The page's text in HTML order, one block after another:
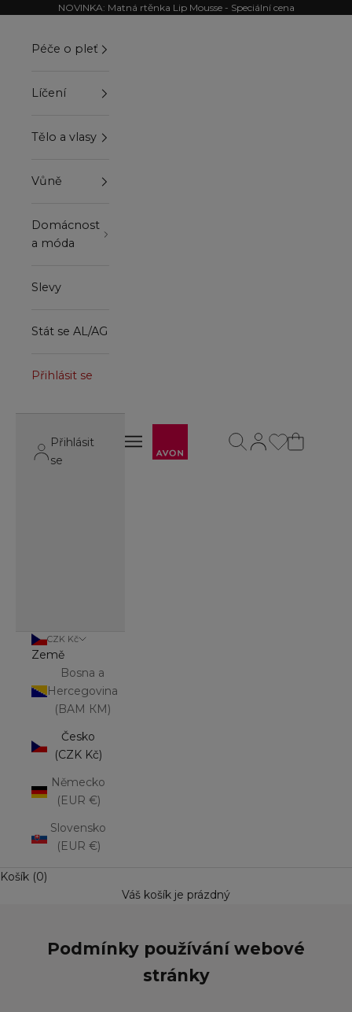
Přejít na obsahNOVINKA: Matná rtěnka Lip Mousse - Speciální cena
Otevřít navigační menu
Otevřít navigační menu
Otevřít stránku
Otevřít vyhledávání
Péče o pleť
Líčení
Tělo a vlasy
Vůně
Domácnost
a móda
Slevy
Stát se AL/AG
Přihlásit se
Přihlásit
se
CZK Kč
Země
Bosna a
Hercegovina
(BAM КМ)
Česko
(CZK Kč)
Německo
(EUR €)
Slovensko
(EUR €)
Košík (0)
Váš košík je prázdný
Podmínky používání webové
stránky